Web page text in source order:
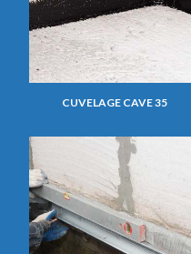
CUVELAGE CAVE 35